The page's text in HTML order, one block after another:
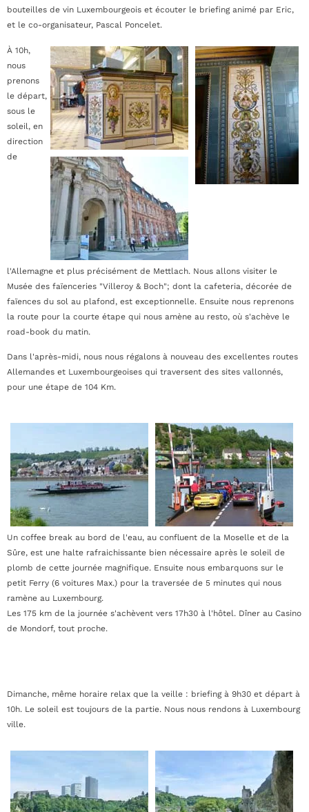
bouteilles de vin Luxembourgeois et écouter le briefing animé par Eric,
et le co-organisateur, Pascal Poncelet.
À 10h,
nous
prenons
le départ,
sous le
soleil, en
direction
de
l'Allemagne et plus précisément de Mettlach. Nous allons visiter le
Musée des faïenceries "Villeroy & Boch"; dont la cafeteria, décorée de
faïences du sol au plafond, est exceptionnelle. Ensuite nous reprenons
la route pour la courte étape qui nous amène au resto, où s'achève le
road-book du matin.
Dans l'après-midi, nous nous régalons à nouveau des excellentes routes
Allemandes et Luxembourgeoises qui traversent des sites vallonnés,
pour une étape de 104 Km.
Un coffee break au bord de l'eau, au confluent de la Moselle et de la
Sûre, est une halte rafraichissante bien nécessaire après le soleil de
plomb de cette journée magnifique. Ensuite nous embarquons sur le
petit Ferry (6 voitures Max.) pour la traversée de 5 minutes qui nous
ramène au Luxembourg.
Les 175 km de la journée s'achèvent vers 17h30 à l'hôtel. Dîner au Casino
de Mondorf, tout proche.
Dimanche, même horaire relax que la veille : briefing à 9h30 et départ à
10h. Le soleil est toujours de la partie. Nous nous rendons à Luxembourg
ville.